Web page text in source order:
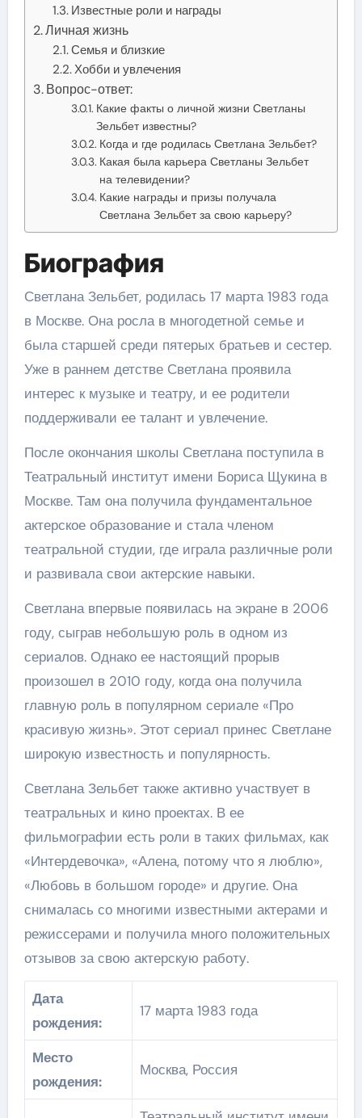
Известные роли и награды
Личная жизнь
Семья и близкие
Хобби и увлечения
Вопрос-ответ:
Какие факты о личной жизни Светланы
Зельбет известны?
Когда и где родилась Светлана Зельбет?
Какая была карьера Светланы Зельбет
на телевидении?
Какие награды и призы получала
Светлана Зельбет за свою карьеру?
Биография
Светлана Зельбет, родилась 17 марта 1983 года
в Москве. Она росла в многодетной семье и
была старшей среди пятерых братьев и сестер.
Уже в раннем детстве Светлана проявила
интерес к музыке и театру, и ее родители
поддерживали ее талант и увлечение.
После окончания школы Светлана поступила в
Театральный институт имени Бориса Щукина в
Москве. Там она получила фундаментальное
актерское образование и стала членом
театральной студии, где играла различные роли
и развивала свои актерские навыки.
Светлана впервые появилась на экране в 2006
году, сыграв небольшую роль в одном из
сериалов. Однако ее настоящий прорыв
произошел в 2010 году, когда она получила
главную роль в популярном сериале «Про
красивую жизнь». Этот сериал принес Светлане
широкую известность и популярность.
Светлана Зельбет также активно участвует в
театральных и кино проектах. В ее
фильмографии есть роли в таких фильмах, как
«Интердевочка», «Алена, потому что я люблю»,
«Любовь в большом городе» и другие. Она
снималась со многими известными актерами и
режиссерами и получила много положительных
отзывов за свою актерскую работу.
Дата
рождения:
17 марта 1983 года
Место
рождения:
Москва, Россия